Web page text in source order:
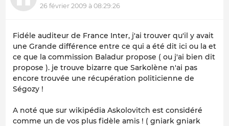
26 février 2009 à 08:29:26
Fidéle auditeur de France Inter, j'ai trouver qu'il y avait
une Grande différence entre ce qui a été dit ici ou la et
ce que la commission Baladur propose ( ou j'ai bien dit
propose ). je trouve bizarre que Sarkolène n'ai pas
encore trouvée une récupération politicienne de
Ségozy !
A noté que sur wikipédia Askolovitch est considéré
comme un de vos plus fidèle amis ! ( gniark gniark